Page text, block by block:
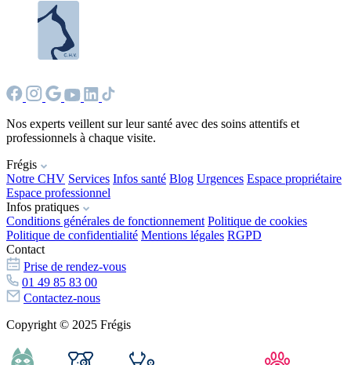
Nos experts veillent sur leur santé avec des soins attentifs et
professionnels à chaque visite.
Frégis
Notre CHV Services Infos santé Blog Urgences Espace propriétaire
Espace professionnel
Infos pratiques
Conditions générales de fonctionnement Politique de cookies
Politique de confidentialité Mentions légales RGPD
Contact
Prise de rendez-vous
01 49 85 83 00
Contactez-nous
Copyright © 2025 Frégis